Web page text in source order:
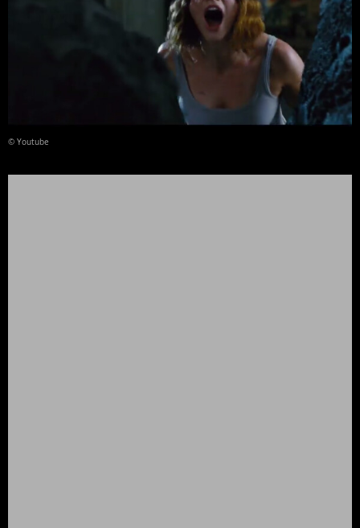
© Youtube